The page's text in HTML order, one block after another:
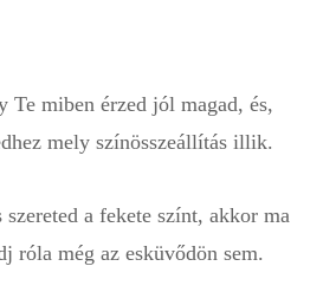
Te miben érzed jól magad, és,
mely színösszeállítás illik.
a fekete színt, akkor ma
róla még az esküvődön sem.